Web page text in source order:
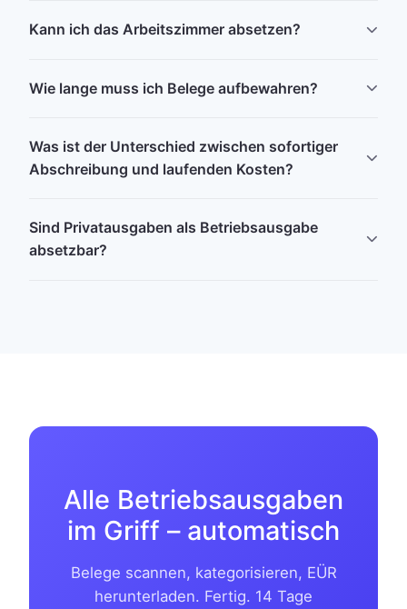
Kann ich das Arbeitszimmer absetzen?
Wie lange muss ich Belege aufbewahren?
Was ist der Unterschied zwischen sofortiger
Abschreibung und laufenden Kosten?
Sind Privatausgaben als Betriebsausgabe
absetzbar?
Alle Betriebsausgaben
im Griff – automatisch
Belege scannen, kategorisieren, EÜR
herunterladen. Fertig. 14 Tage